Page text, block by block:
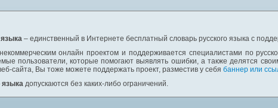
– единственный в Интернете бесплатный словарь русского языка с
онлайн проектом и поддерживается специалистами по
пользователи, которые помогают выявлять ошибки, а также делятся
сайта, Вы тоже можете поддержать проект, разместив у себя баннер или
языка допускаются без каких-либо ограничений.